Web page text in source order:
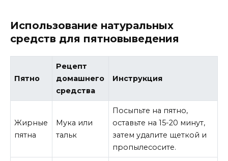
Использование натуральных
средств для пятновыведения
Пятно
Рецепт
домашнего
средства
Инструкция
Жирные
пятна
Мука или
тальк
Посыпьте на пятно,
оставьте на 15-20 минут,
затем удалите щеткой и
пропылесосите.